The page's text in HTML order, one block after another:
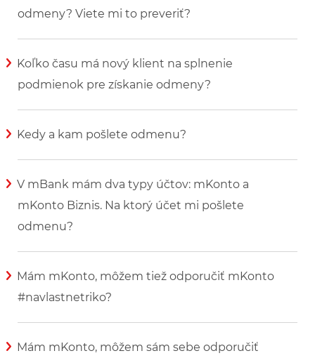
odmeny? Viete mi to preveriť?
Koľko času má nový klient na splnenie
podmienok pre získanie odmeny?
Kedy a kam pošlete odmenu?
V mBank mám dva typy účtov: mKonto a
mKonto Biznis. Na ktorý účet mi pošlete
odmenu?
Mám mKonto, môžem tiež odporučiť mKonto
#navlastnetriko?
Mám mKonto, môžem sám sebe odporučiť